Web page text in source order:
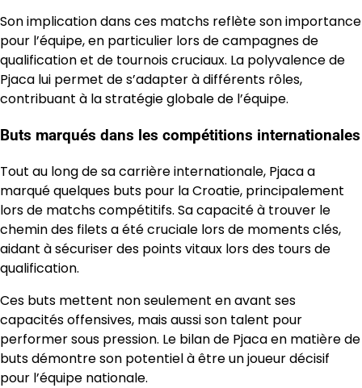
Son implication dans ces matchs reflète son importance
pour l’équipe, en particulier lors de campagnes de
qualification et de tournois cruciaux. La polyvalence de
Pjaca lui permet de s’adapter à différents rôles,
contribuant à la stratégie globale de l’équipe.
Buts marqués dans les compétitions internationales
Tout au long de sa carrière internationale, Pjaca a
marqué quelques buts pour la Croatie, principalement
lors de matchs compétitifs. Sa capacité à trouver le
chemin des filets a été cruciale lors de moments clés,
aidant à sécuriser des points vitaux lors des tours de
qualification.
Ces buts mettent non seulement en avant ses
capacités offensives, mais aussi son talent pour
performer sous pression. Le bilan de Pjaca en matière de
buts démontre son potentiel à être un joueur décisif
pour l’équipe nationale.